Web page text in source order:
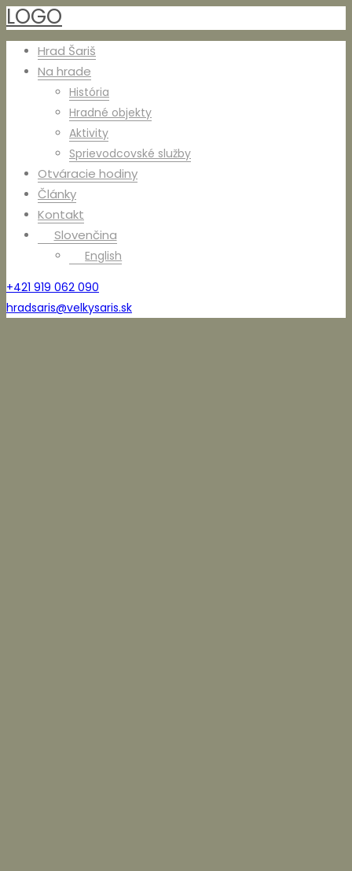
LOGO
Hrad Šariš
Na hrade
História
Hradné objekty
Aktivity
Sprievodcovské služby
Otváracie hodiny
Články
Kontakt
Slovenčina
English
+421 919 062 090
hradsaris@velkysaris.sk